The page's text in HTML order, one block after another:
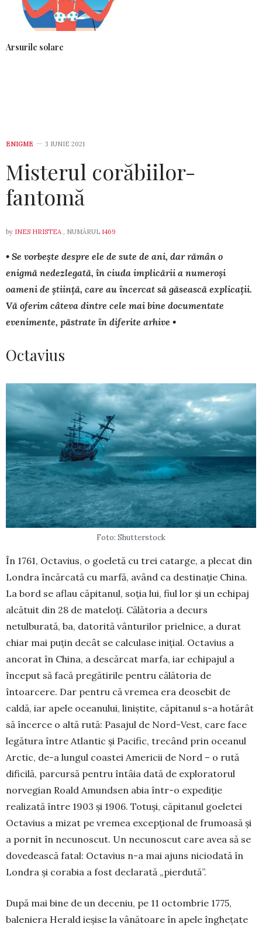
Arsurile solare
ENIGME 3 IUNIE 2021
Misterul corăbiilor-
fantomă
by INES HRISTEA , NUMĂRUL 1469
• Se vorbeşte despre ele de sute de ani, dar ră­mân o
enigmă nedezlegată, în ciuda implicării a numeroşi
oameni de ştiinţă, care au încercat să găsească explicaţii.
Vă oferim câteva dintre cele mai bine documentate
evenimente, păstrate în di­ferite arhive •
Octavius
Foto: Shutterstock
În 1761, Octavius, o goeletă cu trei catarge, a plecat din
Londra încărcată cu marfă, având ca destinaţie China.
La bord se aflau căpitanul, soţia lui, fiul lor şi un echipaj
alcătuit din 28 de mate­loţi. Călătoria a decurs
netulburată, ba, datorită vânturilor prielnice, a durat
chiar mai puţin decât se calculase iniţial. Octavius a
ancorat în China, a descărcat marfa, iar echipajul a
început să facă pregătirile pentru călătoria de
întoarcere. Dar pentru că vremea era deosebit de
caldă, iar apele oceanului, liniştite, căpitanul s-a hotărât
să încerce o altă rută: Pasajul de Nord-Vest, care face
legă­tura între Atlantic şi Pacific, trecând prin oceanul
Arctic, de-a lungul coastei Americii de Nord – o rută
dificilă, parcursă pentru întâia dată de explo­ra­torul
norvegian Roald Amundsen abia într-o ex­pediţie
realizată între 1903 şi 1906. Totuşi, căpi­tanul goeletei
Octavius a mizat pe vremea excep­ţio­nal de frumoasă şi
a pornit în necunoscut. Un ne­cunoscut care avea să se
dove­deas­că fatal: Oc­ta­vius n-a mai a­juns niciodată în
Londra şi corabia a fost declarată „pierdută”.
După mai bi­ne de un deceniu, pe 11 octombrie 1775,
baleniera Herald ieşise la vâ­nătoare în apele îngheţate